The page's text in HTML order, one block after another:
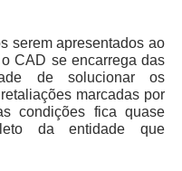
serem apresentados ao
CAD se encarrega das
de solucionar os
marcadas por
condições fica quase
da entidade que